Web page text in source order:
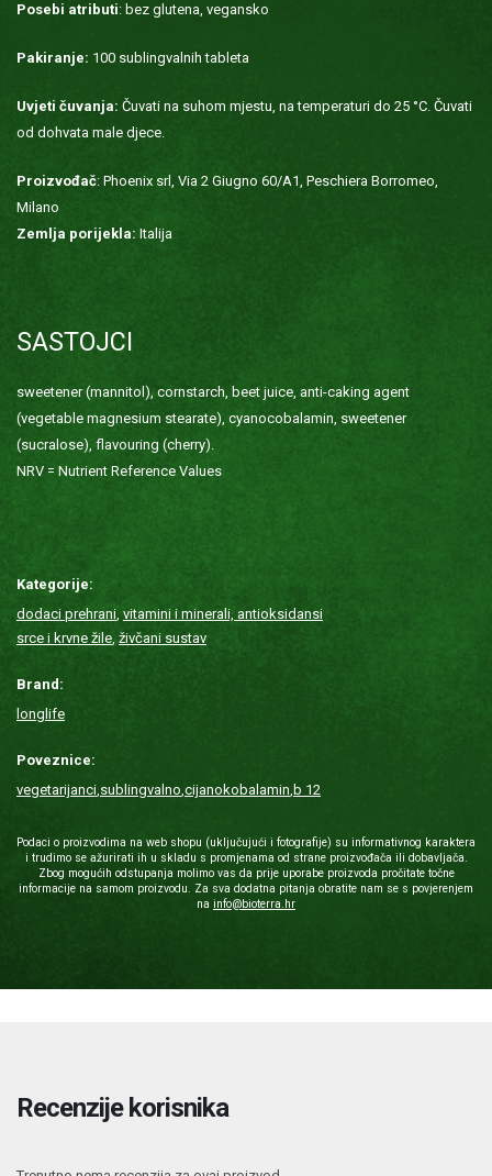
Posebi atributi: bez glutena, vegansko
Pakiranje: 100 sublingvalnih tableta
Uvjeti čuvanja: Čuvati na suhom mjestu, na temperaturi do 25 °C. Čuvati
od dohvata male djece.
Proizvođač: Phoenix srl, Via 2 Giugno 60/A1, Peschiera Borromeo,
Milano
Zemlja porijekla: Italija
SASTOJCI
sweetener (mannitol), cornstarch, beet juice, anti-caking agent
(vegetable magnesium stearate), cyanocobalamin, sweetener
(sucralose), flavouring (cherry).
NRV = Nutrient Reference Values
Kategorije:
dodaci prehrani, vitamini i minerali, antioksidansi
srce i krvne žile,živčani sustav
Brand:
longlife
Poveznice:
vegetarijanci,sublingvalno,cijanokobalamin, b 12
Podaci o proizvodima na web shopu (uključujući i fotografije) su informativnog karaktera
i trudimo se ažurirati ih u skladu s promjenama od strane proizvođača ili dobavljača.
Zbog mogućih odstupanja molimo vas da prije uporabe proizvoda pročitate točne
informacije na samom proizvodu. Za sva dodatna pitanja obratite nam se s povjerenjem
na info@bioterra.hr
Recenzije korisnika